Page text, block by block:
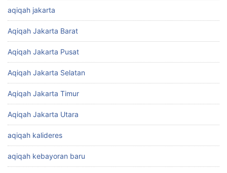
aqiqah jakarta
Aqiqah Jakarta Barat
Aqiqah Jakarta Pusat
Aqiqah Jakarta Selatan
Aqiqah Jakarta Timur
Aqiqah Jakarta Utara
aqiqah kalideres
aqiqah kebayoran baru